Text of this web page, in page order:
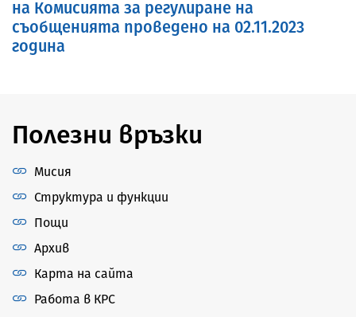
на Комисията за регулиране на
съобщенията проведено на 02.11.2023
година
Полезни връзки
Мисия
Структура и функции
Пощи
Архив
Карта на сайта
Работа в КРС